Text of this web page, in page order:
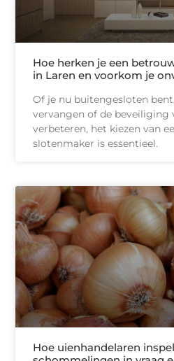
Hoe herken je een
in Laren en voorkom je
Of je nu buitengesloten
vervangen of de beveiliging
verbeteren, het kiezen van
slotenmaker is essentieel.
Hoe uienhandelaren